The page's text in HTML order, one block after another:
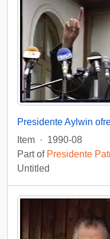
Item · 1990-08
Part of Presidente
Untitled